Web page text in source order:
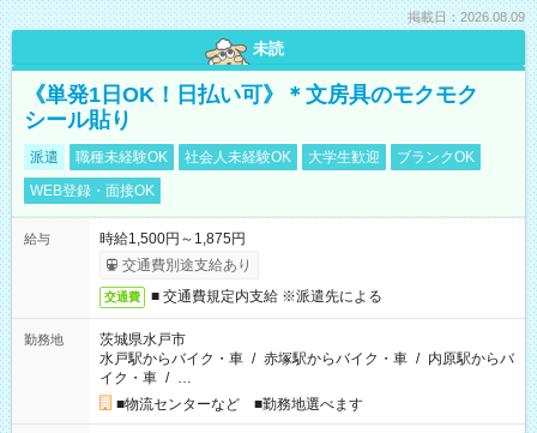
掲載日：2026.08.09
未読
《単発1日OK！日払い可》＊文房具のモクモク
シール貼り
派遣 職種未経験OK 社会人未経験OK 大学生歓迎
ブランクOK
WEB登録・面接OK
給与
時給1,500円～1,875円
交通費別途支給あり
交通費 ■ 交通費規定内支給 ※派遣先による
勤務地
茨城県水戸市
水戸駅からバイク・車 / 赤塚駅からバイク・車 / 内原駅からバ
イク・車 / …
■物流センターなど ■勤務地選べます